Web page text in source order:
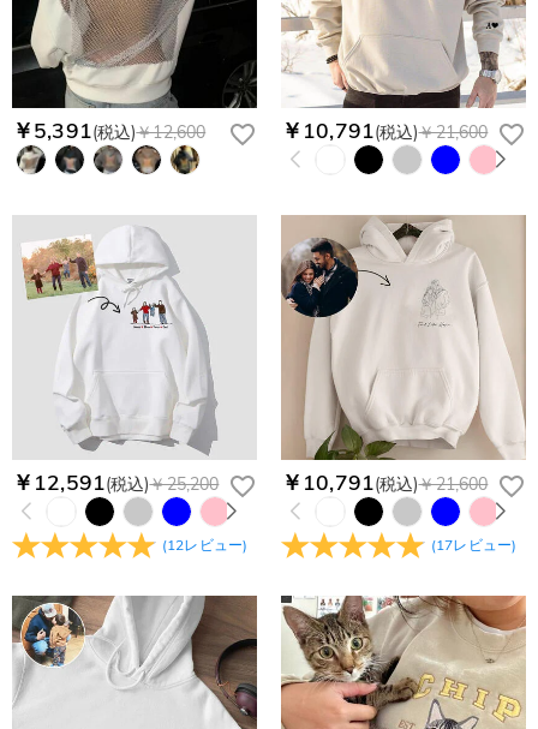
￥5,391(税込)￥12,600 ￥10,791(税込)￥21,600
￥12,591(税込)￥25,200
(12レビュー)
￥10,791(税込)￥21,600
(17レビュー)